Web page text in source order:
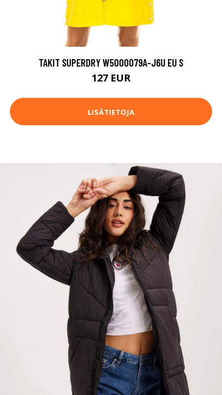
TAKIT SUPERDRY W5000079A-J6U EU S
127 EUR
LISÄTIETOJA